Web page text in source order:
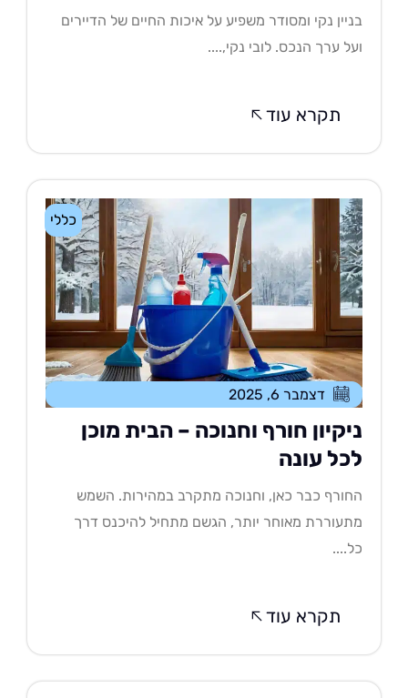
נקי ומסודר משפיע על איכות החיים של הדיירים
ערך הנכס. לובי נקי,....
תקרא עוד
כללי
דצמבר 6, 2025
חורף וחנוכה – הבית מוכן
עונה
כבר כאן, וחנוכה מתקרב במהירות. השמש
מאוחר יותר, הגשם מתחיל להיכנס דרך
תקרא עוד